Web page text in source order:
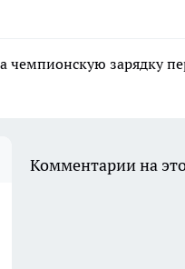
зарядку
Комментарии на